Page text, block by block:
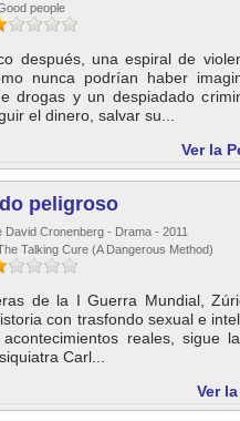
people
después, una espiral de
nunca podrían haber
drogas y un despiadado
el dinero, salvar su...
Ver la
peligroso
David Cronenberg - Drama - 2011
Talking Cure (A Dangerous Method)
de la I Guerra Mundial,
con trasfondo sexual e
reales, sigue
Carl...
Ver